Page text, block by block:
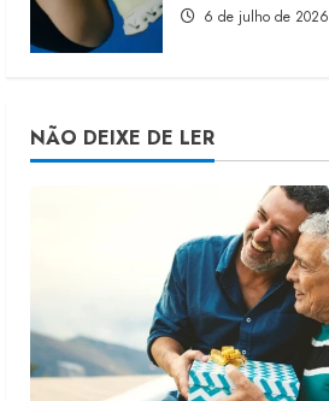
6 de julho de 2026
NÃO DEIXE DE LER